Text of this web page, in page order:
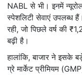
NABL से भी। इनमें
स्पेशलिटी सेवाएं
रही, जो पिछले वर्ष की
बढ़ी है।
हालांकि, बाजार ने इसके
ग्रे मार्केट प्रीमियम